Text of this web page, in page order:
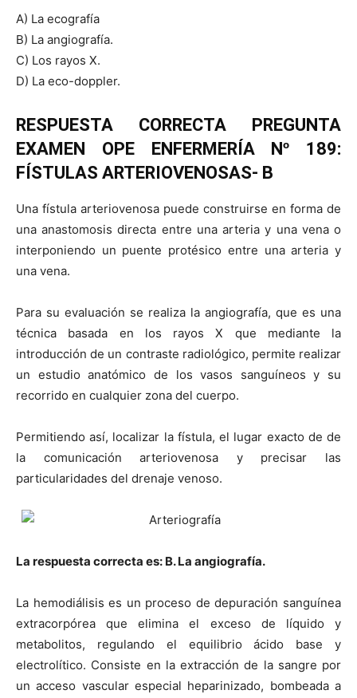
A) La ecografía
B) La angiografía.
C) Los rayos X.
D) La eco-doppler.
RESPUESTA CORRECTA PREGUNTA
EXAMEN OPE ENFERMERÍA Nº 189:
FÍSTULAS ARTERIOVENOSAS- B
Una fístula arteriovenosa puede construirse en forma de
una anastomosis directa entre una arteria y una vena o
interponiendo un puente protésico entre una arteria y
una vena.
Para su evaluación se realiza la angiografía, que es una
técnica basada en los rayos X que mediante la
introducción de un contraste radiológico, permite realizar
un estudio anatómico de los vasos sanguíneos y su
recorrido en cualquier zona del cuerpo.
Permitiendo así, localizar la fístula, el lugar exacto de de
la comunicación arteriovenosa y precisar las
particularidades del drenaje venoso.
La respuesta correcta es: B. La angiografía.
La hemodiálisis es un proceso de depuración sanguínea
extracorpórea que elimina el exceso de líquido y
metabolitos, regulando el equilibrio ácido base y
electrolítico. Consiste en la extracción de la sangre por
un acceso vascular especial heparinizado, bombeada a